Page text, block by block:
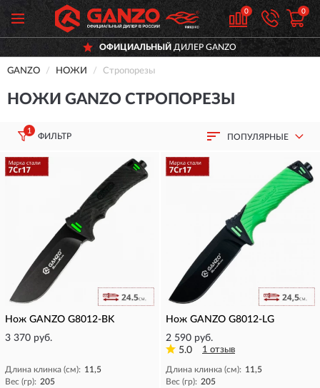
0 0
ОФИЦИАЛЬНЫЙДИЛЕР GANZO
GANZO НОЖИ Стропорезы
НОЖИ GANZO СТРОПОРЕЗЫ
1
ФИЛЬТР ПОПУЛЯРНЫЕ
Нож GANZO G8012-BK
3 370 руб.
Длина клинка (см): 11,5
Вес (гр): 205
Нож GANZO G8012-LG
2 590 руб.
5.0
1 отзыв
Длина клинка (см): 11,5
Вес (гр): 205